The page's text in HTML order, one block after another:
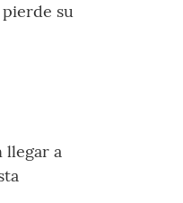
su
llegar a